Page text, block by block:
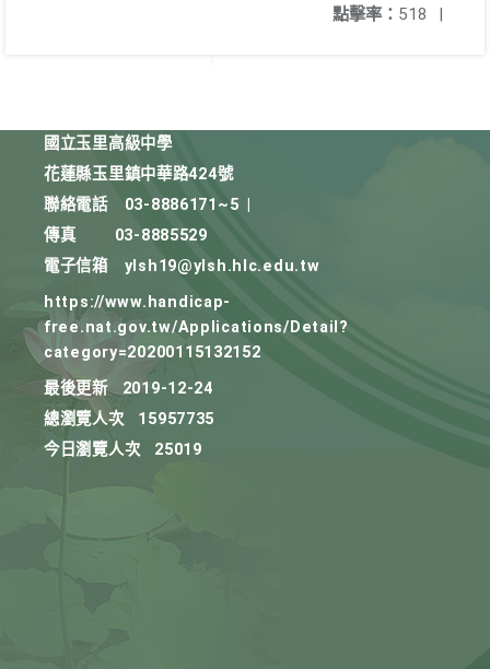
點擊率： 518 |
國立玉里高級中學
花蓮縣玉里鎮中華路424號
聯絡電話
03-8886171~5
傳真
03-8885529
電子信箱
ylsh19@ylsh.hlc.edu.tw
https://www.handicap-
free.nat.gov.tw/Applications/Detail?
category=20200115132152
最後更新
2019-12-24
總瀏覽人次
15957735
今日瀏覽人次
25019